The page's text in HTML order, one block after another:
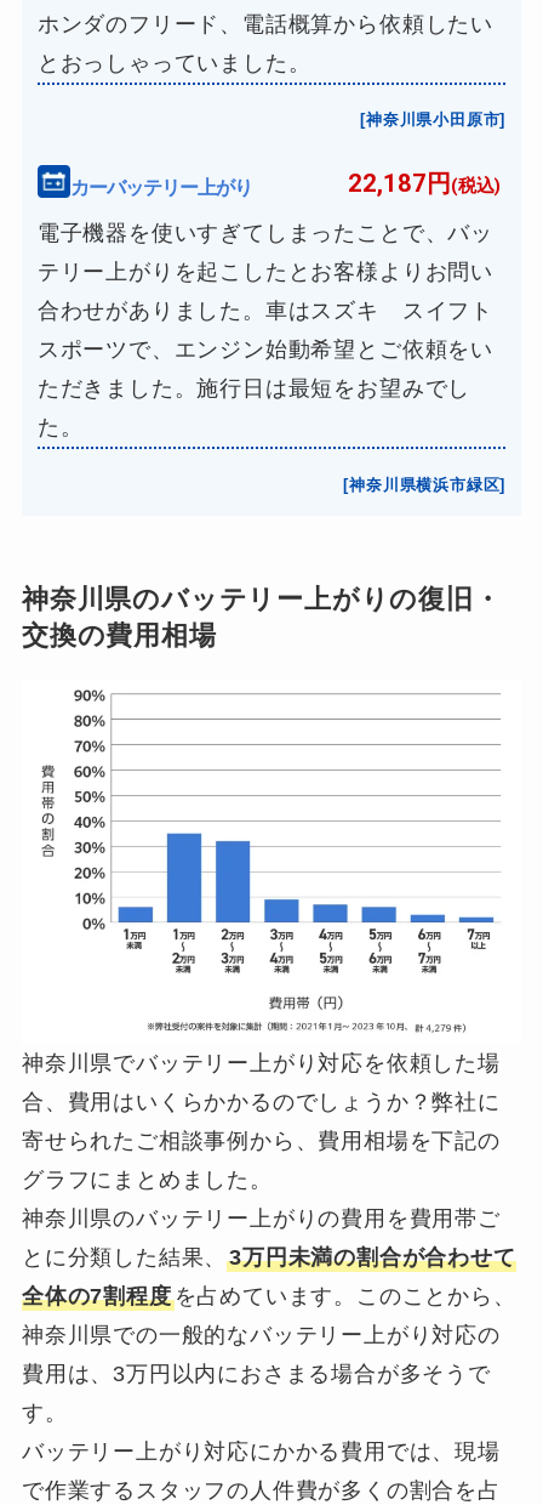
ホンダのフリード、電話概算から依頼したい
とおっしゃっていました。
[神奈川県小田原市]
カーバッテリー上がり 22,187円 (税込)
電子機器を使いすぎてしまったことで、バッ
テリー上がりを起こしたとお客様よりお問い
合わせがありました。車はスズキ スイフト
スポーツで、エンジン始動希望とご依頼をい
ただきました。施行日は最短をお望みでし
た。
[神奈川県横浜市緑区]
神奈川県のバッテリー上がりの復旧・
交換の費用相場
神奈川県でバッテリー上がり対応を依頼した場
合、費用はいくらかかるのでしょうか？弊社に
寄せられたご相談事例から、費用相場を下記の
グラフにまとめました。
神奈川県のバッテリー上がりの費用を費用帯ご
とに分類した結果、3万円未満の割合が合わせて
全体の7割程度を占めています。このことから、
神奈川県での一般的なバッテリー上がり対応の
費用は、3万円以内におさまる場合が多そうで
す。
バッテリー上がり対応にかかる費用では、現場
で作業するスタッフの人件費が多くの割合を占